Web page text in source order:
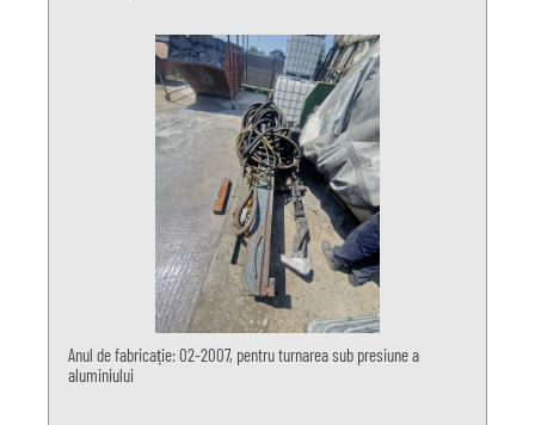
Anul de fabricație: 02-2007, pentru turnarea sub presiune a
aluminiului